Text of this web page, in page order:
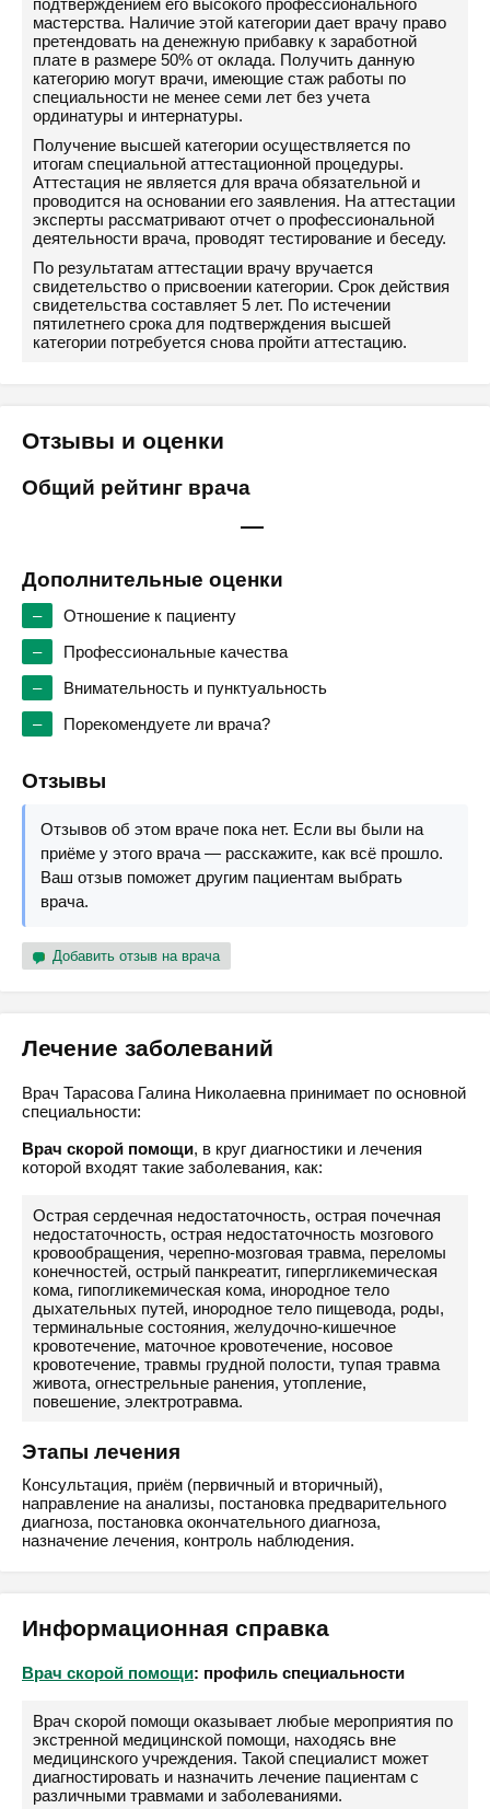
подтверждением его высокого профессионального
мастерства. Наличие этой категории дает врачу право
претендовать на денежную прибавку к заработной
плате в размере 50% от оклада. Получить данную
категорию могут врачи, имеющие стаж работы по
специальности не менее семи лет без учета
ординатуры и интернатуры.
Получение высшей категории осуществляется по
итогам специальной аттестационной процедуры.
Аттестация не является для врача обязательной и
проводится на основании его заявления. На аттестации
эксперты рассматривают отчет о профессиональной
деятельности врача, проводят тестирование и беседу.
По результатам аттестации врачу вручается
свидетельство о присвоении категории. Срок действия
свидетельства составляет 5 лет. По истечении
пятилетнего срока для подтверждения высшей
категории потребуется снова пройти аттестацию.
Отзывы и оценки
Общий рейтинг врача
—
Дополнительные оценки
–
Отношение к пациенту
–
Профессиональные качества
–
Внимательность и пунктуальность
–
Порекомендуете ли врача?
Отзывы
Отзывов об этом враче пока нет. Если вы были на
приёме у этого врача — расскажите, как всё прошло.
Ваш отзыв поможет другим пациентам выбрать
врача.
Добавить отзыв на врача
Лечение заболеваний
Врач Тарасова Галина Николаевна принимает по основной
специальности:
Врач скорой помощи, в круг диагностики и лечения
которой входят такие заболевания, как:
Острая сердечная недостаточность, острая почечная
недостаточность, острая недостаточность мозгового
кровообращения, черепно-мозговая травма, переломы
конечностей, острый панкреатит, гипергликемическая
кома, гипогликемическая кома, инородное тело
дыхательных путей, инородное тело пищевода, роды,
терминальные состояния, желудочно-кишечное
кровотечение, маточное кровотечение, носовое
кровотечение, травмы грудной полости, тупая травма
живота, огнестрельные ранения, утопление,
повешение, электротравма.
Этапы лечения
Консультация, приём (первичный и вторичный),
направление на анализы, постановка предварительного
диагноза, постановка окончательного диагноза,
назначение лечения, контроль наблюдения.
Информационная справка
Врач скорой помощи: профиль специальности
Врач скорой помощи оказывает любые мероприятия по
экстренной медицинской помощи, находясь вне
медицинского учреждения. Такой специалист может
диагностировать и назначить лечение пациентам с
различными травмами и заболеваниями.